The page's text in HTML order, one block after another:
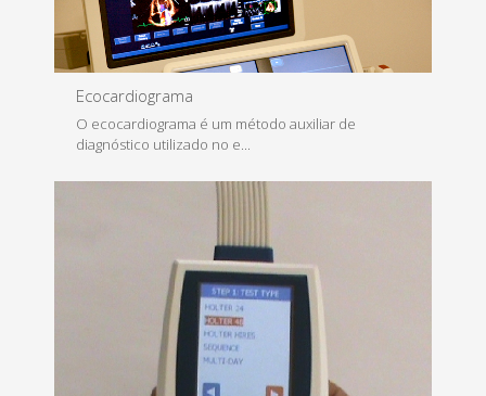
Ecocardiograma
O ecocardiograma é um método auxiliar de
diagnóstico utilizado no e...